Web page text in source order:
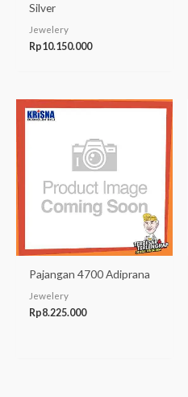
Silver
Jewelery
Rp10.150.000
Pajangan 4700 Adiprana
Jewelery
Rp8.225.000